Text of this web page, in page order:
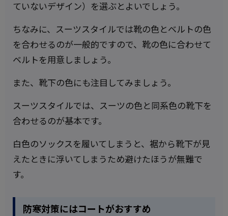
ていないデザイン）を選ぶとよいでしょう。
ちなみに、スーツスタイルでは靴の色とベルトの色
を合わせるのが一般的ですので、靴の色に合わせて
ベルトを用意しましょう。
また、靴下の色にも注目してみましょう。
スーツスタイルでは、スーツの色と同系色の靴下を
合わせるのが基本です。
白色のソックスを履いてしまうと、裾から靴下が見
えたときに浮いてしまうため避けたほうが無難で
す。
防寒対策にはコートがおすすめ